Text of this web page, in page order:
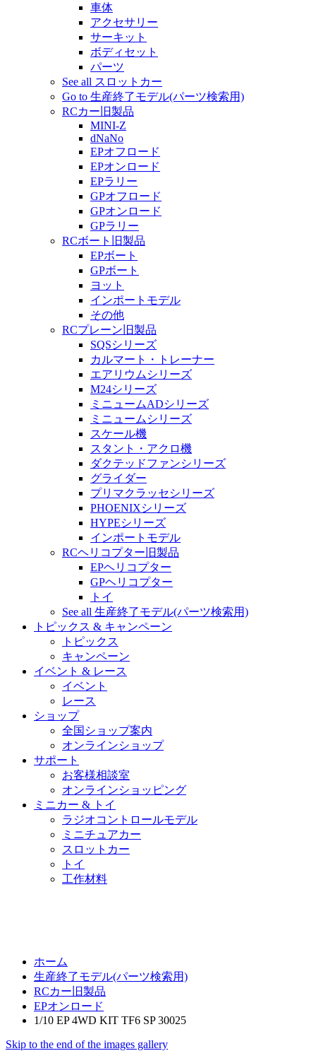
車体
アクセサリー
サーキット
ボディセット
パーツ
See all スロットカー
Go to 生産終了モデル(パーツ検索用)
RCカー旧製品
MINI-Z
dNaNo
EPオフロード
EPオンロード
EPラリー
GPオフロード
GPオンロード
GPラリー
RCボート旧製品
EPボート
GPボート
ヨット
インポートモデル
その他
RCプレーン旧製品
SQSシリーズ
カルマート・トレーナー
エアリウムシリーズ
M24シリーズ
ミニュームADシリーズ
ミニュームシリーズ
スケール機
スタント・アクロ機
ダクテッドファンシリーズ
グライダー
プリマクラッセシリーズ
PHOENIXシリーズ
HYPEシリーズ
インポートモデル
RCヘリコプター旧製品
EPヘリコプター
GPヘリコプター
トイ
See all 生産終了モデル(パーツ検索用)
トピックス & キャンペーン
トピックス
キャンペーン
イベント & レース
イベント
レース
ショップ
全国ショップ案内
オンラインショップ
サポート
お客様相談室
オンラインショッピング
ミニカー & トイ
ラジオコントロールモデル
ミニチュアカー
スロットカー
トイ
工作材料
ホーム
生産終了モデル(パーツ検索用)
RCカー旧製品
EPオンロード
1/10 EP 4WD KIT TF6 SP 30025
Skip to the end of the images gallery